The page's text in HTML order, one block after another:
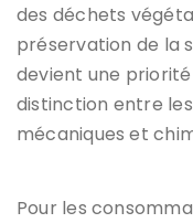
des déchets
préservation de la
devient une
distinction entre
mécaniques et
Pour les